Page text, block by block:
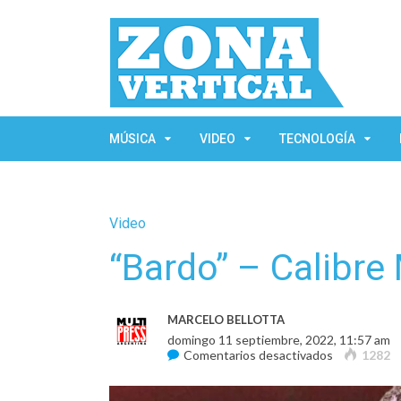
MÚSICA VIDEO TECNOLOGÍA
Video
“Bardo” – Calibre
MARCELO BELLOTTA
domingo 11 septiembre, 2022, 11:57 am
Comentarios desactivados en
–
1282